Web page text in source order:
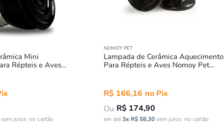
Mini
Répteis e Aves
sem juros
NOMOY PET
Lampada de Cerâmica Aquecimento
Para Répteis e Aves Nomoy Pet
R$ 166,16
R$ 174,90
em até3x R$ 58,30sem juros